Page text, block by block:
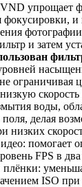
упрощает
фокусировки,
и затем
ограничивая
скорость
воды,
делая
низких
помогает
FPS в два
ISO при